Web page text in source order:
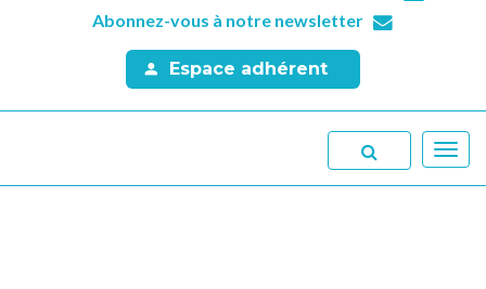
Abonnez-vous à notre newsletter
Espace adhérent